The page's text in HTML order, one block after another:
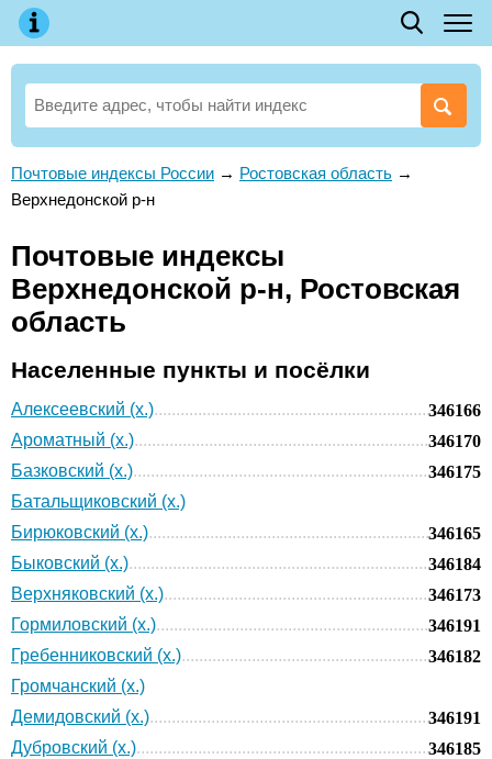
Почтовые индексы России → Ростовская область →
Верхнедонской р-н
Почтовые индексы
Верхнедонской р-н, Ростовская
область
Населенные пункты и посёлки
Алексеевский (х.)
346166
Ароматный (х.)
346170
Базковский (х.)
346175
Батальщиковский (х.)
Бирюковский (х.)
346165
Быковский (х.)
346184
Верхняковский (х.)
346173
Гормиловский (х.)
346191
Гребенниковский (х.)
346182
Громчанский (х.)
Демидовский (х.)
346191
Дубровский (х.)
346185